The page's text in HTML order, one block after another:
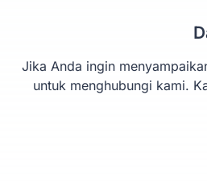
Jika Anda ingin
untuk menghubungi kami.